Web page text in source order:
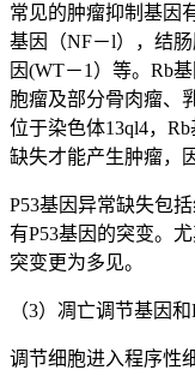
常见的肿瘤抑制基因
基因（NF－l），结
因(WT－1）等。Rb
胞瘤及部分骨肉瘤、
位于染色体13ql4，
缺失才能产生肿瘤，
P53基因异常缺失包
有P53基因的突变。
突变更为多见。
（3）凋亡调节基因
调节细胞进入程序性